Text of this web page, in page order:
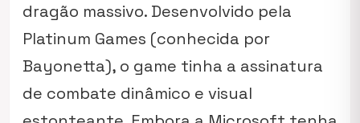
dragão massivo. Desenvolvido pela
Platinum Games (conhecida por
Bayonetta), o game tinha a assinatura
de combate dinâmico e visual